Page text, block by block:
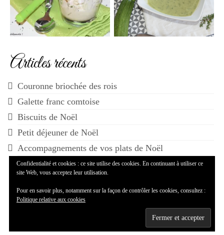
Articles récents
Couronne briochée des rois
Galette franc comtoise
Biscuits de Noël
Petit déjeuner de Noël
Accompagnements de vos plats de Noël
Kadence WP--Mentions légales
Confidentialité et cookies : ce site utilise des cookies. En continuant à utiliser ce
site Web, vous acceptez leur utilisation.
Pour en savoir plus, notamment sur la façon de contrôler les cookies, consultez :
Politique relative aux cookies